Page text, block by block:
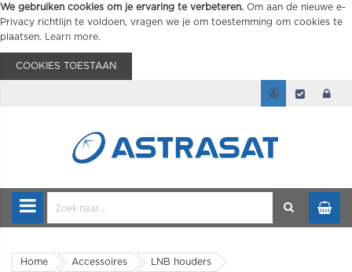
We gebruiken cookies om je ervaring te verbeteren. Om aan de nieuwe e-
Privacy richtlijn te voldoen, vragen we je om toestemming om cookies te
plaatsen.
Learn more.
COOKIES TOESTAAN
Home Accessoires LNB houders